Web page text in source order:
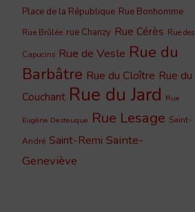
Place de la République Rue Bonhomme
Rue Brûlée rue Chanzy Rue Cérès Rue des
Capucins Rue de Vesle Rue du
Barbâtre Rue du Cloître Rue du
Couchant Rue du Jard Rue
Eugène Desteuque Rue Lesage Saint-
André Saint-Remi Sainte-
Geneviève